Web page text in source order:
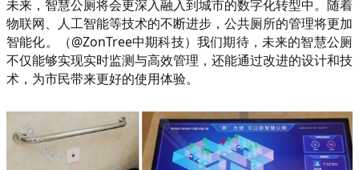
未来，智慧公厕将会更深入融入到城市的数字化转型中。随着
物联网、人工智能等技术的不断进步，公共厕所的管理将更加
智能化。（@ZonTree中期科技）我们期待，未来的智慧公厕
不仅能够实现实时监测与高效管理，还能通过改进的设计和技
术，为市民带来更好的使用体验。